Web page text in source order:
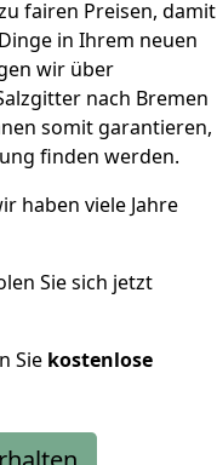
fairen Preisen, damit
in Ihrem neuen
wir über
nach Bremen
somit garantieren,
finden werden.
haben viele Jahre
Sie sich jetzt
Sie kostenlose